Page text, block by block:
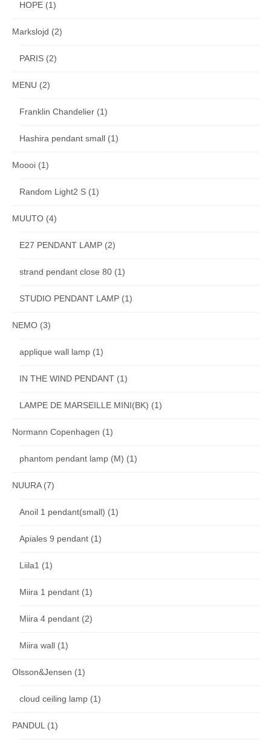
HOPE (1)
Markslojd (2)
PARIS (2)
MENU (2)
Franklin Chandelier (1)
Hashira pendant small (1)
Moooi (1)
Random Light2 S (1)
MUUTO (4)
E27 PENDANT LAMP (2)
strand pendant close 80 (1)
STUDIO PENDANT LAMP (1)
NEMO (3)
applique wall lamp (1)
IN THE WIND PENDANT (1)
LAMPE DE MARSEILLE MINI(BK) (1)
Normann Copenhagen (1)
phantom pendant lamp (M) (1)
NUURA(7)
Anoil 1 pendant(small) (1)
Apiales 9 pendant (1)
Liila1 (1)
Miira 1 pendant (1)
Miira 4 pendant (2)
Miira wall (1)
Olsson&Jensen (1)
cloud ceiling lamp (1)
PANDUL (1)